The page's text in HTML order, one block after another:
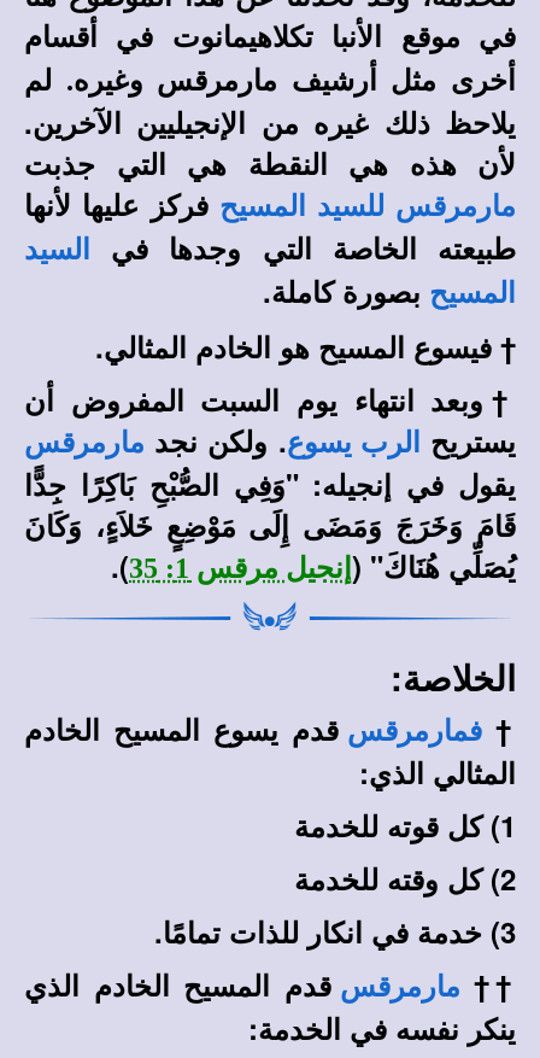
في موقع الأنبا تكلاهيمانوت في أقسام
أخرى مثل أرشيف مارمرقس وغيره. لم
يلاحظ ذلك غيره من الإنجيليين الآخرين.
لأن هذه هي النقطة هي التي جذبت
مارمرقس للسيد المسيح فركز عليها لأنها
طبيعته الخاصة التي وجدها في
السيد
المسيح بصورة كاملة.
† فيسوع المسيح هو الخادم المثالي.
†وبعد انتهاء يوم السبت المفروض أن
يستريح
الرب يسوع. ولكن نجد مارمرقس
يقول في إنجيله:"وَفِي الصُّبْحِ بَاكِرًا جِدًّا
قَامَ وَخَرَجَ وَمَضَى إِلَى مَوْضِعٍ خَلاَءٍ، وَكَانَ
يُصَلِّي هُنَاكَ" ( إنجيل مرقس 1: 35 ).
الخلاصة:
† فمارمرقس قدم يسوع المسيح الخادم
المثالي الذي:
1) كل قوته للخدمة
2) كل وقته للخدمة
3) خدمة في انكار للذات تمامًا.
†† مارمرقس قدم المسيح الخادم الذي
ينكر نفسه في الخدمة: